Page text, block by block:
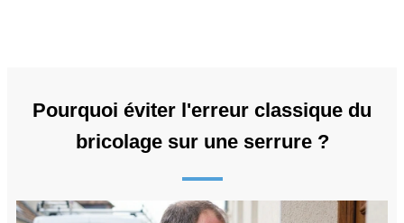
Pourquoi éviter l'erreur classique du
bricolage sur une serrure ?